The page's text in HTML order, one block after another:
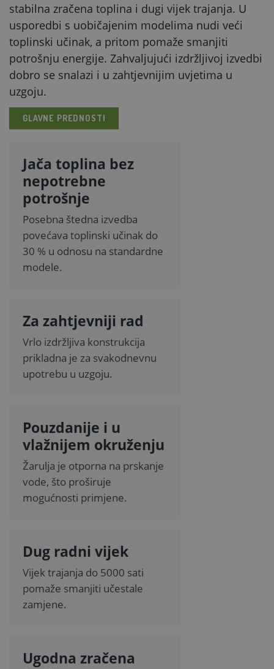
stabilna zračena toplina i dugi vijek trajanja. U
usporedbi s uobičajenim modelima nudi veći
toplinski učinak, a pritom pomaže smanjiti
potrošnju energije. Zahvaljujući izdržljivoj izvedbi
dobro se snalazi i u zahtjevnijim uvjetima u
uzgoju.
GLAVNE PREDNOSTI
Jača toplina bez
nepotrebne
potrošnje
Posebna štedna izvedba
povećava toplinski učinak do
30 % u odnosu na standardne
modele.
Za zahtjevniji rad
Vrlo izdržljiva konstrukcija
prikladna je za svakodnevnu
upotrebu u uzgoju.
Pouzdanije i u
vlažnijem okruženju
Žarulja je otporna na prskanje
vode, što proširuje
mogućnosti primjene.
Dug radni vijek
Vijek trajanja do 5000 sati
pomaže smanjiti učestale
zamjene.
Ugodna zračena